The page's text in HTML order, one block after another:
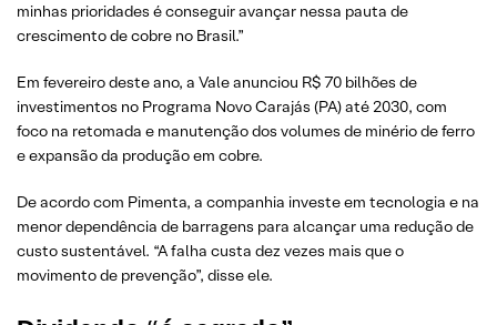
minhas prioridades é conseguir avançar nessa pauta de
crescimento de cobre no Brasil.”
Em fevereiro deste ano, a Vale anunciou R$ 70 bilhões de
investimentos no Programa Novo Carajás (PA) até 2030, com
foco na retomada e manutenção dos volumes de minério de ferro
e expansão da produção em cobre.
De acordo com Pimenta, a companhia investe em tecnologia e na
menor dependência de barragens para alcançar uma redução de
custo sustentável. “A falha custa dez vezes mais que o
movimento de prevenção”, disse ele.